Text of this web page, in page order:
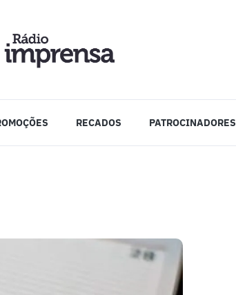
RECADOS PATROCINADORES